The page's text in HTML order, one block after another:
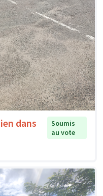
dans
Soumis
au vote